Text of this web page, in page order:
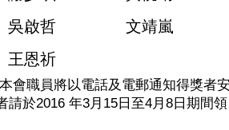
吳啟哲
文靖嵐
王恩祈
會職員將以電話及電郵通知得獎者
請於2016 年3月15日至4月8日期間領